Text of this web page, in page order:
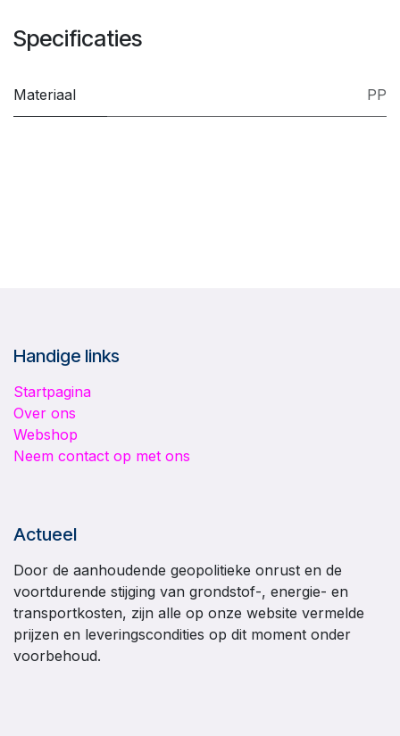
Specificaties
Materiaal PP
Handige links
Startpagina
Over ons
Webshop
Neem contact op met ons
Actueel
Door de aanhoudende geopolitieke onrust en de
voortdurende stijging van grondstof-, energie- en
transportkosten, zijn alle op onze website vermelde
prijzen en leveringscondities op dit moment onder
voorbehoud.